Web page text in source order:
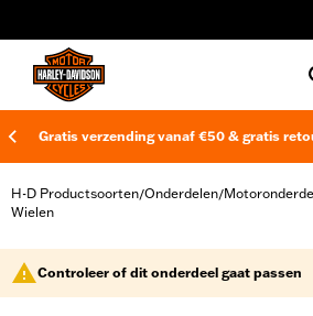
Gratis verzending vanaf €50 & gratis
H-D Productsoorten/Onderdelen/
Wielen
Controleer of dit onderdeel gaat passen